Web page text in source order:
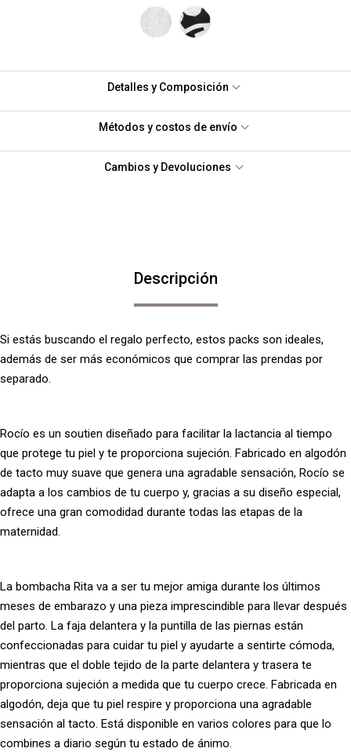
Detalles y Composición
Métodos y costos de envío
Cambios y Devoluciones
Descripción
Si estás buscando el regalo perfecto, estos packs son ideales,
además de ser más económicos que comprar las prendas por
separado.
Rocío es un soutien diseñado para facilitar la lactancia al tiempo
que protege tu piel y te proporciona sujeción. Fabricado en algodón
de tacto muy suave que genera una agradable sensación, Rocío se
adapta a los cambios de tu cuerpo y, gracias a su diseño especial,
ofrece una gran comodidad durante todas las etapas de la
maternidad.
La bombacha Rita va a ser tu mejor amiga durante los últimos
meses de embarazo y una pieza imprescindible para llevar después
del parto. La faja delantera y la puntilla de las piernas están
confeccionadas para cuidar tu piel y ayudarte a sentirte cómoda,
mientras que el doble tejido de la parte delantera y trasera te
proporciona sujeción a medida que tu cuerpo crece. Fabricada en
algodón, deja que tu piel respire y proporciona una agradable
sensación al tacto. Está disponible en varios colores para que lo
combines a diario según tu estado de ánimo.